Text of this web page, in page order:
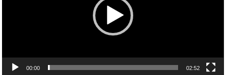
00:00 02:52